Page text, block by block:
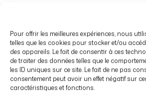
Pour offrir les meilleures expériences, nous
telles que les cookies pour stocker et/ou
des appareils. Le fait de consentir à ces
de traiter des données telles que le
les ID uniques sur ce site. Le fait de ne pas
consentement peut avoir un effet négatif sur
caractéristiques et fonctions.
Boîte Associative n°1
Place Charles de Gaulle
69290 Craponne
04 78 57 46 48
06 81 37 46 26